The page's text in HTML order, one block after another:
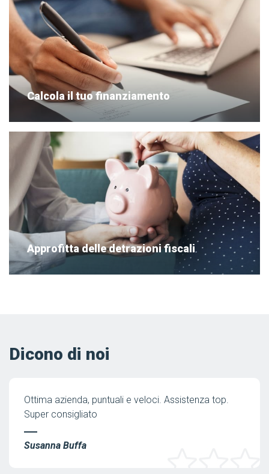
Calcola il tuo finanziamento
Approfitta delle detrazioni fiscali
Dicono di noi
Ottima azienda, puntuali e veloci. Assistenza top.
Super consigliato
Susanna Buffa